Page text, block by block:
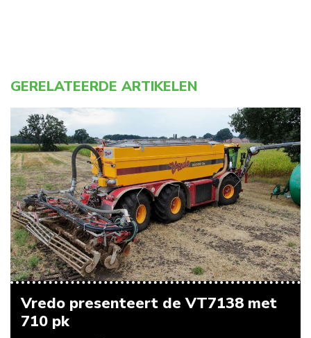
GERELATEERDE ARTIKELEN
Vredo presenteert de VT7138 met
710 pk